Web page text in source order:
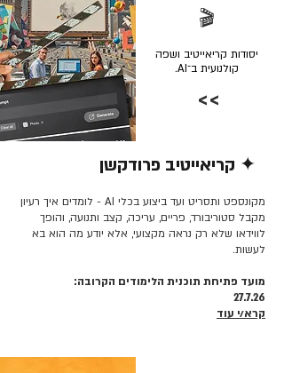
🎬
יסודות קריאייטיב ושפה
קולנועית ב־AI.
>>
✦ קריאייטיב פרודקשן
מקונספט ותסריט ועד ביצוע בכלי AI - לומדים איך רעיון
מקבל סטוריבורד, פריים, עריכה, קצב ותנועה, והופך
לווידאו שלא רק נראה מקצועי, אלא יודע מה הוא בא
לעשות.
מועד פתיחת תוכנית הלימודים הקרובה:
27.7.26
קרא/י עוד